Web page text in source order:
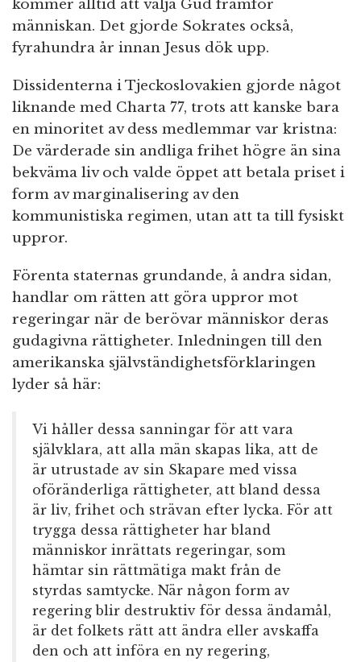
kommer alltid att välja Gud framför
människan. Det gjorde Sokrates också,
fyrahundra år innan Jesus dök upp.
Dissidenterna i Tjeckoslovakien gjorde något
liknande med Charta 77, trots att kanske bara
en minoritet av dess medlemmar var kristna:
De värderade sin andliga frihet högre än sina
bekväma liv och valde öppet att betala priset i
form av marginalisering av den
kommunistiska regimen, utan att ta till fysiskt
uppror.
Förenta staternas grundande, å andra sidan,
handlar om rätten att göra uppror mot
regeringar när de berövar människor deras
gudagivna rättigheter. Inledningen till den
amerikanska självständighetsförklaringen
lyder så här:
Vi håller dessa sanningar för att vara
självklara, att alla män skapas lika, att de
är utrustade av sin Skapare med vissa
oföränderliga rättigheter, att bland dessa
är liv, frihet och strävan efter lycka. För att
trygga dessa rättigheter har bland
människor inrättats regeringar, som
hämtar sin rättmätiga makt från de
styrdas samtycke. När någon form av
regering blir destruktiv för dessa ändamål,
är det folkets rätt att ändra eller avskaffa
den och att införa en ny regering,